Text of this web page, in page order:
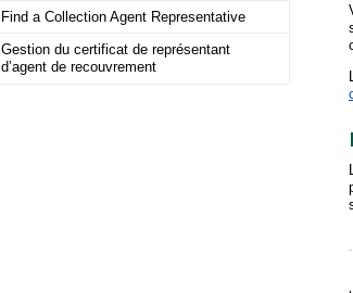
Find a Collection Agent Representative
Gestion du certificat de représentant
d’agent de recouvrement